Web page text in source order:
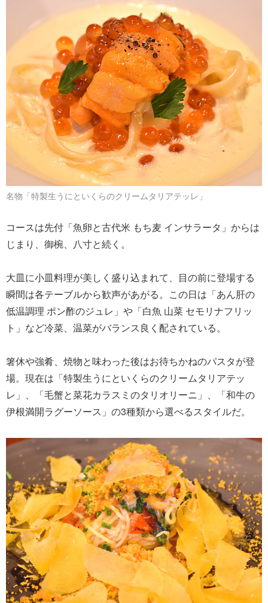
名物「特製生うにといくらのクリームタリアテッレ」
コースは先付「魚卵と古代米 もち麦 インサラータ」からは
じまり、御椀、八寸と続く。
大皿に小皿料理が美しく盛り込まれて、目の前に登場する
瞬間は各テーブルから歓声があがる。この日は「あん肝の
低温調理 ポン酢のジュレ」や「白魚 山菜 セモリナフリッ
ト」など冷菜、温菜がバランス良く配されている。
箸休や強肴、焼物と味わった後はお待ちかねのパスタが登
場。現在は「特製生うにといくらのクリームタリアテッ
レ」、「毛蟹と菜花カラスミのタリオリーニ」、「和牛の
伊根満開ラグーソース」の3種類から選べるスタイルだ。